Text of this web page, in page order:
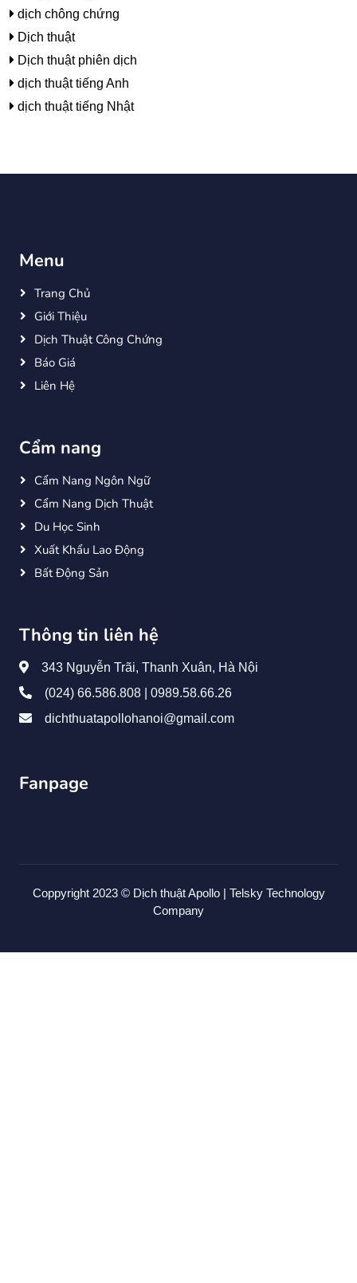
dịch chông chứng
Dịch thuật
Dịch thuật phiên dịch
dịch thuật tiếng Anh
dịch thuật tiếng Nhật
Menu
Trang Chủ
Giới Thiệu
Dịch Thuật Công Chứng
Báo Giá
Liên Hệ
Cẩm nang
Cẩm Nang Ngôn Ngữ
Cẩm Nang Dịch Thuật
Du Học Sinh
Xuất Khẩu Lao Động
Bất Động Sản
Thông tin liên hệ
343 Nguyễn Trãi, Thanh Xuân, Hà Nội
(024) 66.586.808 | 0989.58.66.26
dichthuatapollohanoi@gmail.com
Fanpage
Coppyright 2023 © Dịch thuật Apollo | Telsky Technology
Company